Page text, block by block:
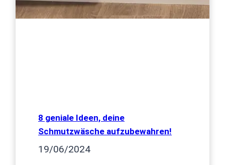
8 geniale Ideen, deine
Schmutzwäsche aufzubewahren!
19/06/2024